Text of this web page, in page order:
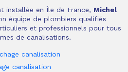
installée en Île de France, Michel
équipe de plombiers qualifiés
et professionnels pour tous
de canalisations.
canalisation
canalisation